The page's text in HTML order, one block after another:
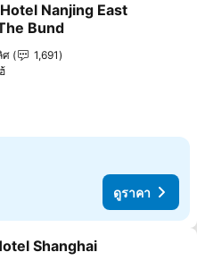
มในรายการโปรด
Nanjing East
Bund
ศ
1,691
ดูราคา
มในรายการโปรด
Shanghai